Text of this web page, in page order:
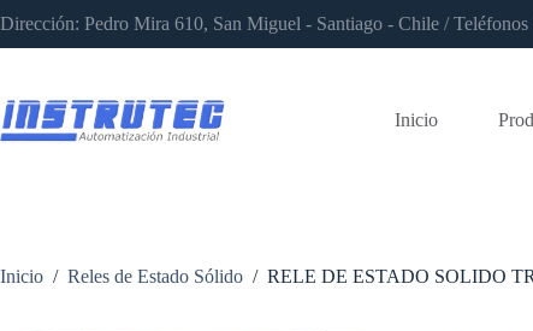
al
contenido
Dirección: Pedro Mira 610, San Miguel - Santiago - Chile /
Inicio
Inicio / Reles de Estado Sólido / RELE DE ESTADO SOLIDO